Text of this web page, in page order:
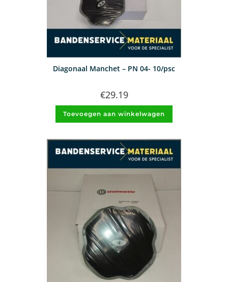
Diagonaal Manchet – PN 04- 10/psc
€29.19
Toevoegen aan winkelwagen